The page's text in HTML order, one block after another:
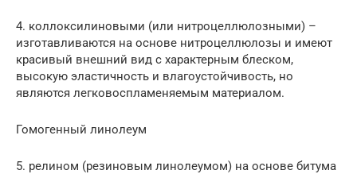
4. коллоксилиновыми (или нитроцеллюлозными) –
изготавливаются на основе нитроцеллюлозы и имеют
красивый внешний вид с характерным блеском,
высокую эластичность и влагоустойчивость, но
являются легковоспламеняемым материалом.
Гомогенный линолеум
5. релином (резиновым линолеумом) на основе битума